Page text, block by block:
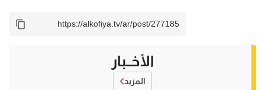
الأخــبار
المزيد